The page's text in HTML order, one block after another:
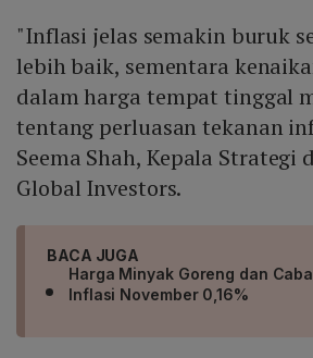
"Inflasi jelas semakin buruk
lebih baik, sementara
dalam harga tempat tinggal
tentang perluasan tekanan
Seema Shah, Kepala Strategi
Global Investors.
BACA JUGA
Harga Minyak Goreng dan
Inflasi November 0,16%